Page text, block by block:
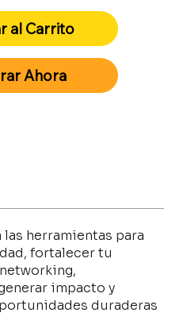
al Carrito
Ahora
herramientas para
fortalecer tu
impacto y
duraderas